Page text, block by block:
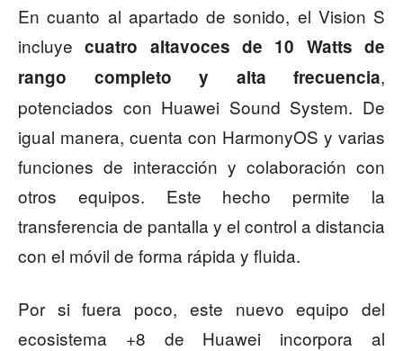
En cuanto al apartado de sonido, el Vision S
incluyecuatro altavoces de 10 Watts de
rango completo y alta frecuencia,
potenciados con Huawei Sound System. De
igual manera, cuenta con HarmonyOS y varias
funciones de interacción y colaboración con
otros equipos. Este hecho permite la
transferencia de pantalla y el control a distancia
con el móvil de forma rápida y fluida.
Por si fuera poco, este nuevo equipo del
ecosistema +8 de Huawei incorpora al